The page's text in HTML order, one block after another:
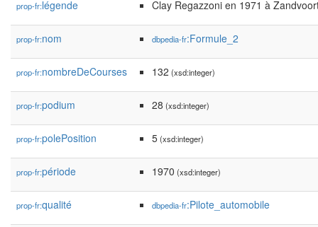
prop-fr:légende Clay Regazzoni en 1971 à
prop-fr:nom dbpedia-fr:Formule_2
prop-fr:nombreDeCourses 132 (xsd:integer)
prop-fr:podium 28 (xsd:integer)
prop-fr:polePosition 5(xsd:integer)
prop-fr:période 1970 (xsd:integer)
prop-fr:qualité dbpedia-fr:Pilote_automobile